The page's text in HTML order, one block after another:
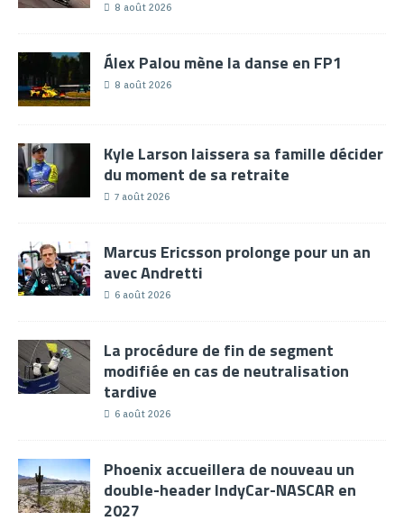
8 août 2026
Álex Palou mène la danse en FP1
8 août 2026
Kyle Larson laissera sa famille décider
du moment de sa retraite
7 août 2026
Marcus Ericsson prolonge pour un an
avec Andretti
6 août 2026
La procédure de fin de segment
modifiée en cas de neutralisation
tardive
6 août 2026
Phoenix accueillera de nouveau un
double-header IndyCar-NASCAR en
2027